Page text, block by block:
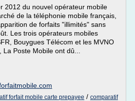
2012 du nouvel opérateur mobile
de la téléphonie mobile français,
de forfaits "illimités" sans
Les trois opérateurs mobiles
Bouygues Télécom et les MVNO
Poste Mobile ont dû...
forfait mobile carte prepayee / comparatif